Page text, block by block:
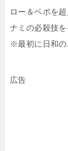
ロー＆ベポを
ナミの必殺技
※最初に日和の
広告